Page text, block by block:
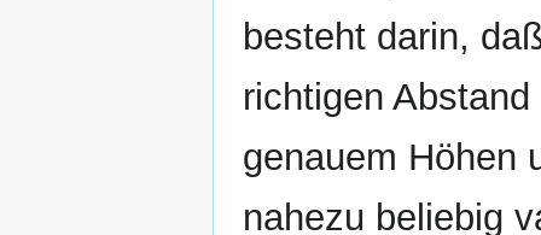
besteht darin,
richtigen
genauem Höhen
nahezu beliebig